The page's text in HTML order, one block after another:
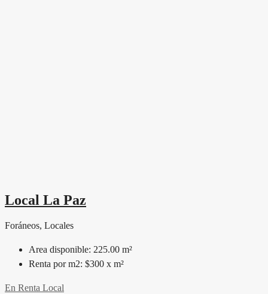
Local La Paz
Foráneos, Locales
Area disponible: 225.00 m²
Renta por m2: $300 x m²
En Renta Local